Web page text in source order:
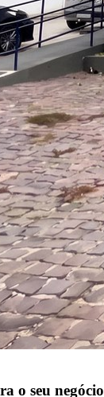
o seu negócio